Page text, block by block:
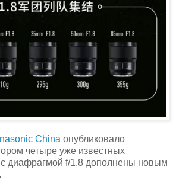
China опубликовало
четыре уже известных
с диафрагмой f/1.8 дополнены новым